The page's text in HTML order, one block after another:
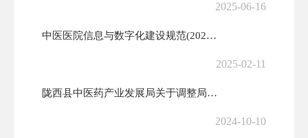
2025-06-16
中医医院信息与数字化建设规范(2024版)
2025-02-11
陇西县中医药产业发展局关于调整局机关干部职责分工的通知
2024-10-10